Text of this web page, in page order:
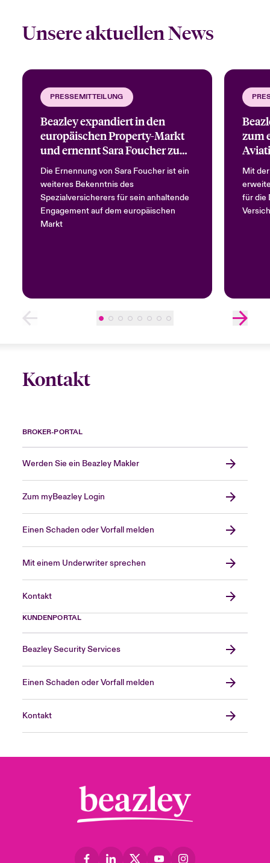
UnsereaktuellenNews
PRESSEMITTEILUNG
Beazley expandiert in den
europäischen Property-Markt
und ernennt Sara Foucher zum
Head of Commercial Property
Europe
Die Ernennung von Sara Foucher ist ein
weiteres Bekenntnis des
Spezialversicherers für sein anhaltende
Engagement auf dem europäischen
Markt
zum
Mit
für die
Kontakt
BROKER-PORTAL
Werden Sie ein Beazley Makler
Zum myBeazley Login
Einen Schaden oder Vorfall melden
Mit einem Underwriter sprechen
Kontakt
KUNDENPORTAL
Beazley Security Services
Einen Schaden oder Vorfall melden
Kontakt